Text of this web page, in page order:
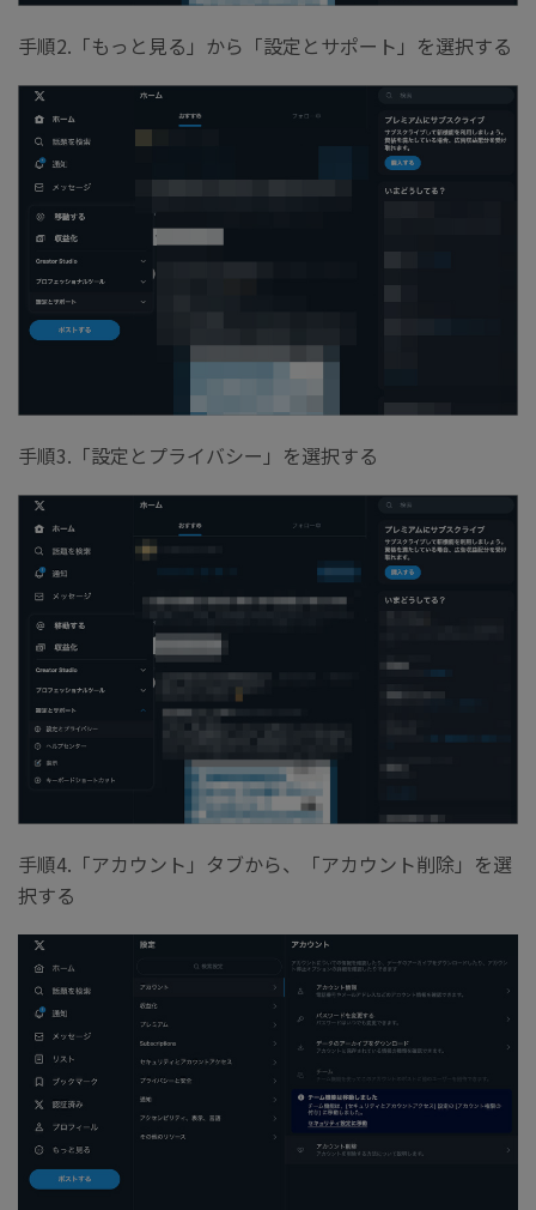
手順2.「もっと見る」から「設定とサポート」を選択する
手順3.「設定とプライバシー」を選択する
手順4.「アカウント」タブから、「アカウント削除」を選
択する